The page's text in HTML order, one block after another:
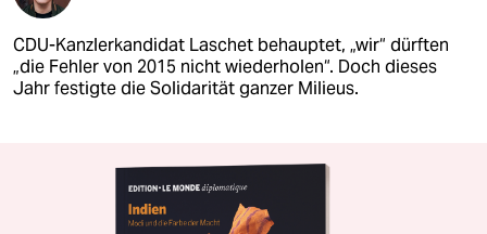
CDU-Kanzlerkandidat Laschet behauptet, „wir“ dürften
„die Fehler von 2015 nicht wiederholen“. Doch dieses
Jahr festigte die Solidarität ganzer Milieus.